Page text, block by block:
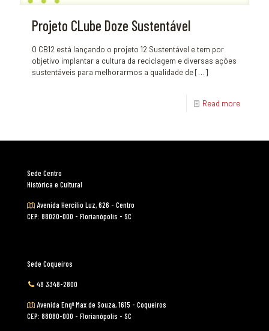
Projeto CLube Doze Sustentável
O CB12 está lançando o projeto 12 Sustentável e tem por
objetivo implantar a cultura da reciclagem e diversas ações
sustentáveis para melhorarmos a qualidade de[…]
Read more
Sede Centro
Histórica e Cultural
Avenida Hercílio Luz, 626 - Centro
CEP: 88020-000 - Florianópolis - SC
Sede Coqueiros
48 3348-2800
Avenida Engº Max de Souza, 1615 - Coqueiros
CEP: 88080-000 - Florianópolis - SC